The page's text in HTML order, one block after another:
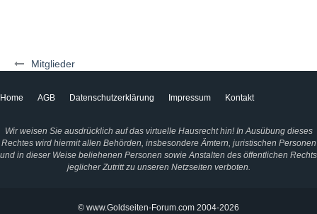
Mitglieder
Home AGB Datenschutzerklärung Impressum Kontakt
Wir weisen Sie ausdrücklich auf das virtuelle Hausrecht hin! In Ausübung dieses
Rechtes wird hiermit allen Behörden, insbesondere Ämtern, juristischen Personen
und in dieser Weise beliehenen Personen sowie Anstalten des öffentlichen Rechts
jeglicher Zutritt zu unseren Netzseiten verboten.
© www.Goldseiten-Forum.com 2004-2026